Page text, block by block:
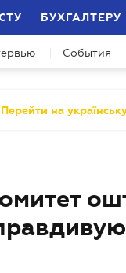
БУХГАЛТЕРУ
События
Перейти на